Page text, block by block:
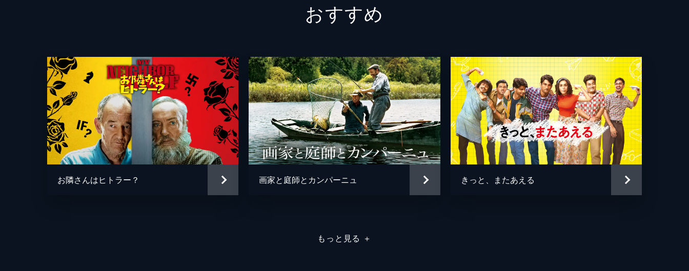
おすすめ
お隣さんはヒトラー？ 画家と庭師とカンパーニュ きっと、またあえる
もっと見る ＋